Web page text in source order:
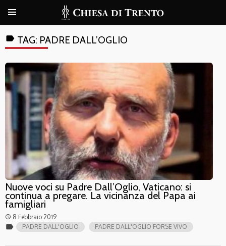
label TAG: PADRE DALL’OGLIO
Nuove voci su Padre Dall’Oglio, Vaticano: si
continua a pregare. La vicinanza del Papa ai
famigliari
access_time 8 Febbraio 2019
label PADRE DALL'OGLIO PADRE DALL'OGLIO FORSE VIVO